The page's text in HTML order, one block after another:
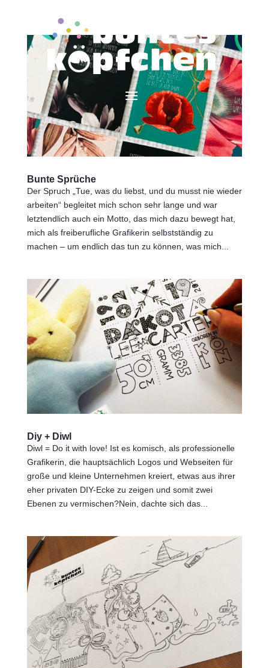
Bunte Sprüche
Der Spruch „Tue, was du liebst, und du musst nie wieder
arbeiten“ begleitet mich schon sehr lange und war
letztendlich auch ein Motto, das mich dazu bewegt hat,
mich als freiberufliche Grafikerin selbstständig zu
machen – um endlich das tun zu können, was mich...
Diy + Diwl
Diwl = Do it with love! Ist es komisch, als professionelle
Grafikerin, die hauptsächlich Logos und Webseiten für
große und kleine Unternehmen kreiert, etwas aus ihrer
eher privaten DIY-Ecke zu zeigen und somit zwei
Ebenen zu vermischen?Nein, dachte sich das...